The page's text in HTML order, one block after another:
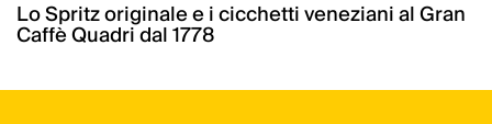
Lo Spritz originale e i cicchetti veneziani al Gran
Caffè Quadri dal 1778